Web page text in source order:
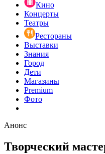
Кино
Концерты
Театры
Рестораны
Выставки
Знания
Город
Дети
Магазины
Premium
Фото
Анонс
Творческий